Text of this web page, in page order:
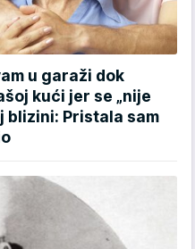
u garaži dok
kući jer se „nije
blizini: Pristala sam